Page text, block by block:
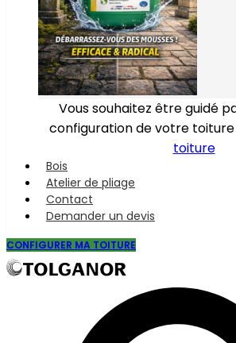
Vous souhaitez être guidé
configuration de votre toiture
toiture
Bois
Atelier de pliage
Contact
Demander un devis
CONFIGURER MA TOITURE